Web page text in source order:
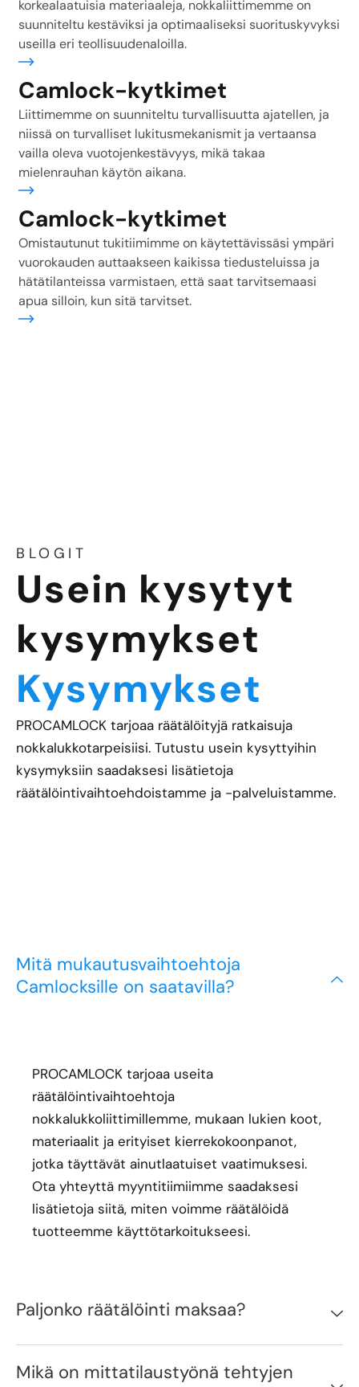
korkealaatuisia materiaaleja, nokkaliittimemme on
suunniteltu kestäviksi ja optimaaliseksi suorituskyvyksi
useilla eri teollisuudenaloilla.
Camlock-kytkimet
Liittimemme on suunniteltu turvallisuutta ajatellen, ja
niissä on turvalliset lukitusmekanismit ja vertaansa
vailla oleva vuotojenkestävyys, mikä takaa
mielenrauhan käytön aikana.
Camlock-kytkimet
Omistautunut tukitiimimme on käytettävissäsi ympäri
vuorokauden auttaakseen kaikissa tiedusteluissa ja
hätätilanteissa varmistaen, että saat tarvitsemaasi
apua silloin, kun sitä tarvitset.
BLOGIT
Usein kysytyt
kysymykset
Kysymykset
PROCAMLOCK tarjoaa räätälöityjä ratkaisuja
nokkalukkotarpeisiisi. Tutustu usein kysyttyihin
kysymyksiin saadaksesi lisätietoja
räätälöintivaihtoehdoistamme ja -palveluistamme.
Mitä mukautusvaihtoehtoja
Camlocksille on saatavilla?
PROCAMLOCK tarjoaa useita
räätälöintivaihtoehtoja
nokkalukkoliittimillemme, mukaan lukien koot,
materiaalit ja erityiset kierrekokoonpanot,
jotka täyttävät ainutlaatuiset vaatimuksesi.
Ota yhteyttä myyntitiimiimme saadaksesi
lisätietoja siitä, miten voimme räätälöidä
tuotteemme käyttötarkoitukseesi.
Paljonko räätälöinti maksaa?
Mikä on mittatilaustyönä tehtyjen